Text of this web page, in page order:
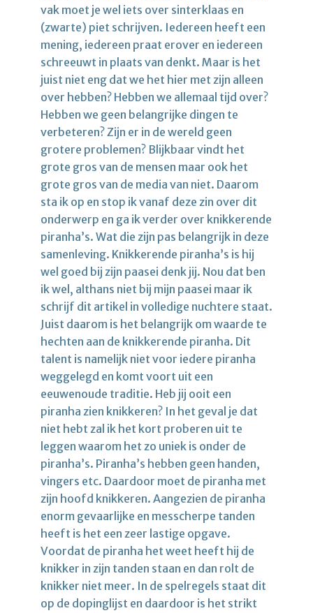
vak moet je wel iets over sinterklaas en
(zwarte) piet schrijven. Iedereen heeft een
mening, iedereen praat erover en iedereen
schreeuwt in plaats van denkt. Maar is het
juist niet eng dat we het hier met zijn alleen
over hebben? Hebben we allemaal tijd over?
Hebben we geen belangrijke dingen te
verbeteren? Zijn er in de wereld geen
grotere problemen? Blijkbaar vindt het
grote gros van de mensen maar ook het
grote gros van de media van niet. Daarom
sta ik op en stop ik vanaf deze zin over dit
onderwerp en ga ik verder over knikkerende
piranha’s. Wat die zijn pas belangrijk in deze
samenleving. Knikkerende piranha’s is hij
wel goed bij zijn paasei denk jij. Nou dat ben
ik wel, althans niet bij mijn paasei maar ik
schrijf dit artikel in volledige nuchtere staat.
Juist daarom is het belangrijk om waarde te
hechten aan de knikkerende piranha. Dit
talent is namelijk niet voor iedere piranha
weggelegd en komt voort uit een
eeuwenoude traditie. Heb jij ooit een
piranha zien knikkeren? In het geval je dat
niet hebt zal ik het kort proberen uit te
leggen waarom het zo uniek is onder de
piranha’s. Piranha’s hebben geen handen,
vingers etc. Daardoor moet de piranha met
zijn hoofd knikkeren. Aangezien de piranha
enorm gevaarlijke en messcherpe tanden
heeft is het een zeer lastige opgave.
Voordat de piranha het weet heeft hij de
knikker in zijn tanden staan en dan rolt de
knikker niet meer. In de spelregels staat dit
op de dopinglijst en daardoor is het strikt